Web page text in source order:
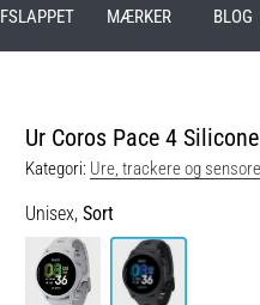
MÆRKER BLOG
Ur Coros Pace 4 Silicone
Kategori: Ure, trackere og
Unisex, Sort